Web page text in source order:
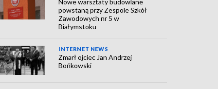
Nowe warsztaty budowlane
powstaną przy Zespole Szkół
Zawodowych nr 5 w
Białymstoku
INTERNET NEWS
Zmarł ojciec Jan Andrzej
Bońkowski